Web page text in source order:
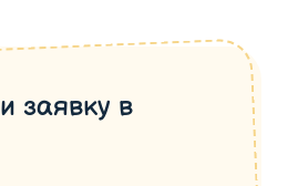
заявку в